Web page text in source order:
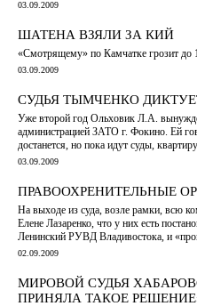
03.09.2009
ШАТЕНА ВЗЯЛИ ЗА КИЙ
«Смотрящему» по Камчатке грозит до
03.09.2009
СУДЬЯ ТЫМЧЕНКО
Уже второй год Ольховик Л.А.
администрацией ЗАТО г. Фокино. Ей
достанется, но пока идут суды,
03.09.2009
ПРАВООХРЕНИТЕЛЬНЫЕ
На выходе из суда, возле рамки, всю
Елене Лазаренко, что у них есть
Ленинский РУВД Владивостока, и
02.09.2009
МИРОВОЙ СУДЬЯ
ПРИНЯЛА ТАКОЕ